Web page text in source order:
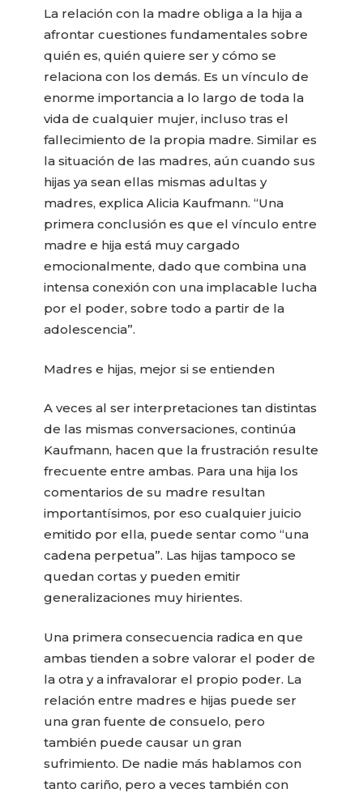
La relación con la madre obliga a la hija a
afrontar cuestiones fundamentales sobre
quién es, quién quiere ser y cómo se
relaciona con los demás. Es un vínculo de
enorme importancia a lo largo de toda la
vida de cualquier mujer, incluso tras el
fallecimiento de la propia madre. Similar es
la situación de las madres, aún cuando sus
hijas ya sean ellas mismas adultas y
madres, explica Alicia Kaufmann. “Una
primera conclusión es que el vínculo entre
madre e hija está muy cargado
emocionalmente, dado que combina una
intensa conexión con una implacable lucha
por el poder, sobre todo a partir de la
adolescencia”.
Madres e hijas, mejor si se entienden
A veces al ser interpretaciones tan distintas
de las mismas conversaciones, continúa
Kaufmann, hacen que la frustración resulte
frecuente entre ambas. Para una hija los
comentarios de su madre resultan
importantísimos, por eso cualquier juicio
emitido por ella, puede sentar como “una
cadena perpetua”. Las hijas tampoco se
quedan cortas y pueden emitir
generalizaciones muy hirientes.
Una primera consecuencia radica en que
ambas tienden a sobre valorar el poder de
la otra y a infravalorar el propio poder. La
relación entre madres e hijas puede ser
una gran fuente de consuelo, pero
también puede causar un gran
sufrimiento. De nadie más hablamos con
tanto cariño, pero a veces también con